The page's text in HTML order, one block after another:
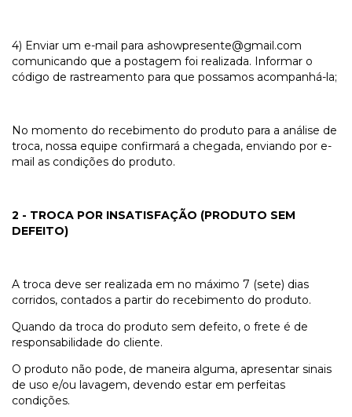
4) Enviar um e-mail para ashowpresente@gmail.com
comunicando que a postagem foi realizada. Informar o
código de rastreamento para que possamos acompanhá-la;
No momento do recebimento do produto para a análise de
troca, nossa equipe confirmará a chegada, enviando por e-
mail as condições do produto.
2 - TROCA POR INSATISFAÇÃO (PRODUTO SEM
DEFEITO)
A troca deve ser realizada em no máximo 7 (sete) dias
corridos, contados a partir do recebimento do produto.
Quando da troca do produto sem defeito, o frete é de
responsabilidade do cliente.
O produto não pode, de maneira alguma, apresentar sinais
de uso e/ou lavagem, devendo estar em perfeitas
condições.